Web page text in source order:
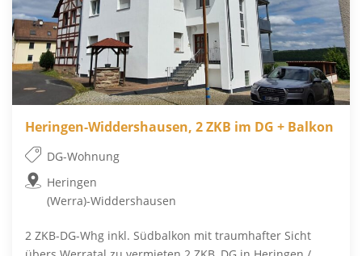
Heringen-Widdershausen, 2 ZKB im DG + Balkon
DG-Wohnung
Heringen
(Werra)-Widdershausen
2 ZKB-DG-Whg inkl. Südbalkon mit traumhafter Sicht